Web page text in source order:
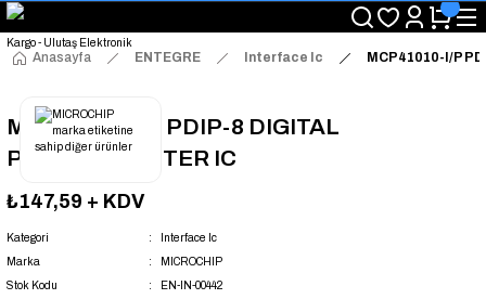
"Saat 14:00'a Kadar Verilen Siparişlerde Aynı Gün Kargo Avantajı!
"Binlerce Ürün Çeşitliliği ile Stoktan Hemen Teslim."
"Toptan Fiyatına Perakende Satış Avantajını Kaçırmayın!"
Anasayfa ENTEGRE Interface Ic MCP41010-I/P
MCP41010-I/P PDIP-8 DIGITAL
POTENTIOMETER IC
₺147,59 + KDV
Kategori
Interface Ic
Marka
MICROCHIP
Stok Kodu
EN-IN-00442